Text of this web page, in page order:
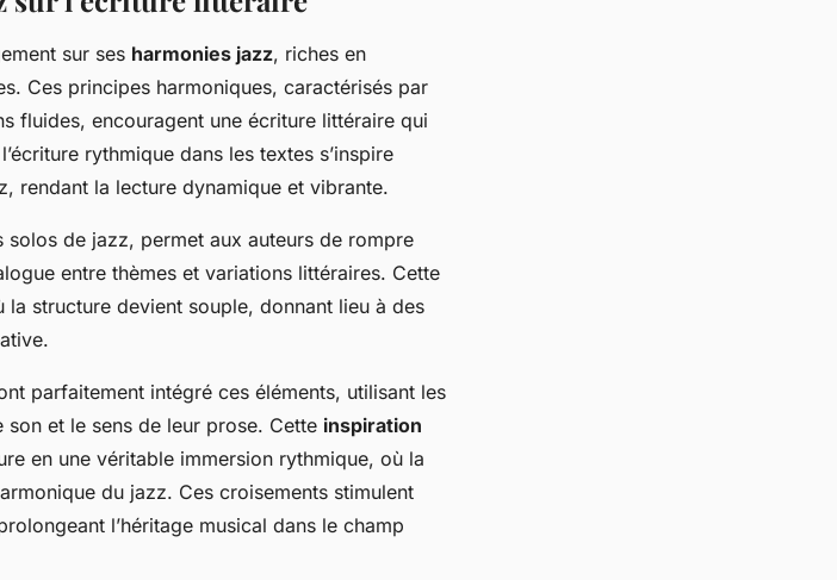
sur ses harmonies jazz, riches en
Ces principes harmoniques, caractérisés par
fluides, encouragent une écriture littéraire qui
rythmique dans les textes s’inspire
rendant la lecture dynamique et vibrante.
solos de jazz, permet aux auteurs de rompre
entre thèmes et variations littéraires. Cette
structure devient souple, donnant lieu à des
parfaitement intégré ces éléments, utilisant les
et le sens de leur prose. Cette inspiration
en une véritable immersion rythmique, où la
du jazz. Ces croisements stimulent
l’héritage musical dans le champ